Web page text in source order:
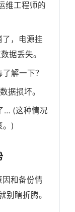
维工程师的
了，电源挂
据丢失。
解一下？
据损坏。
… (这种情况
。)
和备份情
别瞎折腾。